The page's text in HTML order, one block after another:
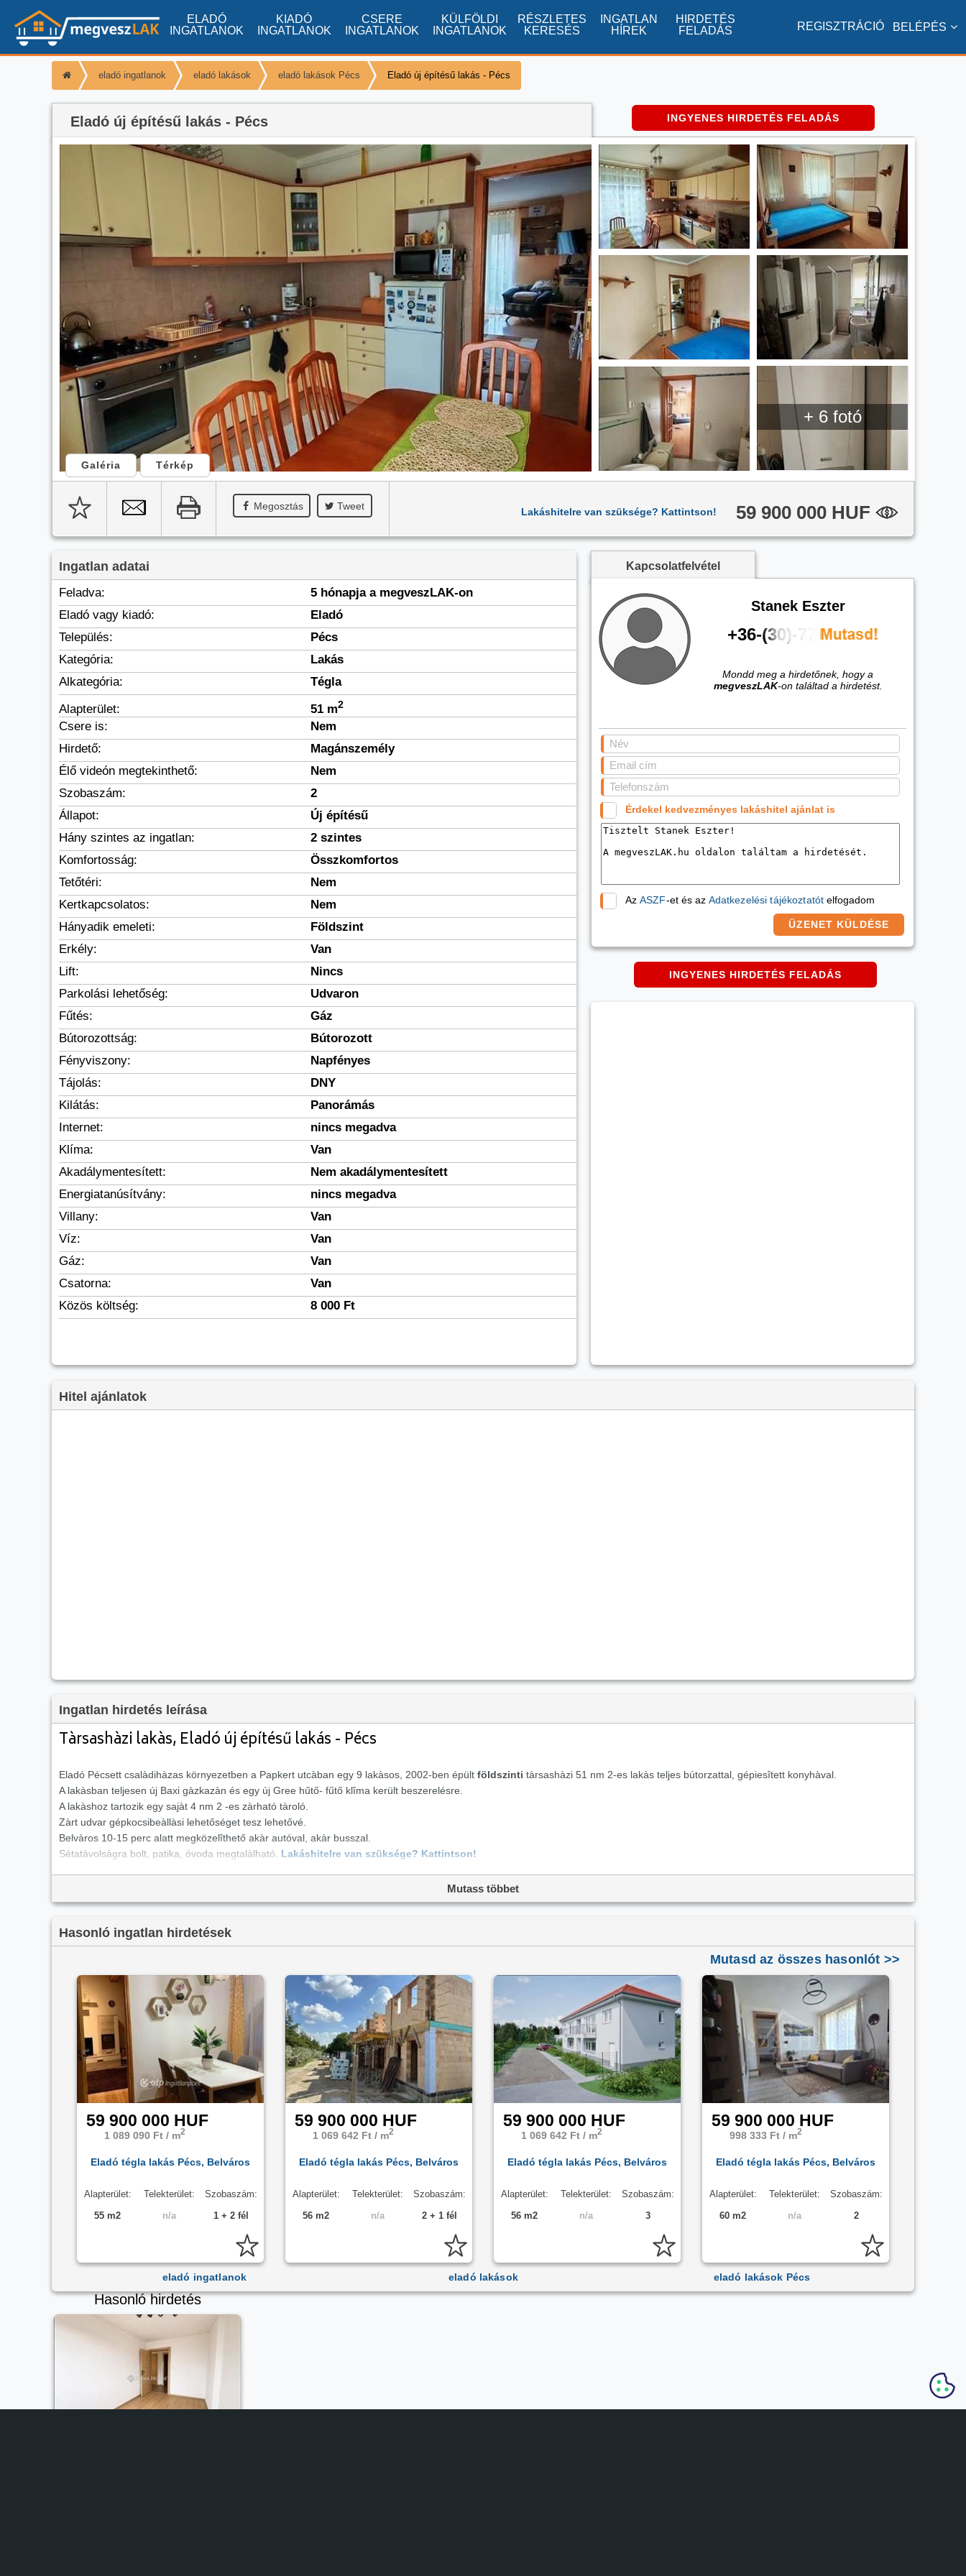
ELADÓ
INGATLANOK
KIADÓ
INGATLANOK
CSERE
INGATLANOK
KÜLFÖLDI
INGATLANOK
RÉSZLETES
KERESÉS
INGATLAN
HÍREK
HIRDETÉS
FELADÁS
BELÉPÉS
REGISZTRÁCIÓ
eladó ingatlanok eladó lakások eladó lakások Pécs Eladó új építésű lakás - Pécs
Eladó új építésű lakás - Pécs INGYENES HIRDETÉS FELADÁS
Galéria Térkép
+ 6 fotó
Megosztás Tweet Lakáshitelre van szüksége? Kattintson! 59 900 000 HUF
Ingatlan adatai
Feladva:
5 hónapja a megveszLAK-on
Eladó vagy kiadó:
Eladó
Település:
Pécs
Kategória:
Lakás
Alkategória:
Tégla
Alapterület:
51 m2
Csere is:
Nem
Hirdető:
Magánszemély
Élő videón megtekinthető:
Nem
Szobaszám:
2
Állapot:
Új építésű
Hány szintes az ingatlan:
2 szintes
Komfortosság:
Összkomfortos
Tetőtéri:
Nem
Kertkapcsolatos:
Nem
Hányadik emeleti:
Földszint
Erkély:
Van
Lift:
Nincs
Parkolási lehetőség:
Udvaron
Fűtés:
Gáz
Bútorozottság:
Bútorozott
Fényviszony:
Napfényes
Tájolás:
DNY
Kilátás:
Panorámás
Internet:
nincs megadva
Klíma:
Van
Akadálymentesített:
Nem akadálymentesített
Energiatanúsítvány:
nincs megadva
Villany:
Van
Víz:
Van
Gáz:
Van
Csatorna:
Van
Közös költség:
8 000 Ft
Kapcsolatfelvétel
Stanek Eszter
+36-(30)-779-7410
Mondd meg a hirdetőnek, hogy a
megveszLAK-on találtad a hirdetést.
Érdekel kedvezményes lakáshitel ajánlat is
Az ASZF-et és az Adatkezelési tájékoztatót elfogadom
ÜZENET KÜLDÉSE
INGYENES HIRDETÉS FELADÁS
Hitel ajánlatok
Ingatlan hirdetés leírása
Tàrsashàzi lakàs, Eladó új építésű lakás - Pécs
Eladó Pécsett csalàdihàzas környezetben a Papkert utcàban egy 9 lakàsos, 2002-ben épült földszinti tàrsashàzi 51 nm 2-es lakàs teljes bútorzattal, gépiesîtett konyhàval.
A lakàsban teljesen új Baxi gàzkazàn és egy új Gree hűtő- fűtő klîma került beszerelésre.
A lakàshoz tartozik egy sajàt 4 nm 2 -es zàrható tàroló.
Zàrt udvar gépkocsibeàllàsi lehetőséget tesz lehetővé.
Belvàros 10-15 perc alatt megközelîthető akàr autóval, akàr busszal.
Sétatàvolsàgra bolt, patika, óvoda megtalàlható. Lakáshitelre van szüksége? Kattintson!
Vedd fel a kapcsolatot a hirdetővel, és tudj meg többet erről az eladó tégla lakásról!
négyzetméter, ezért az átlagos négyzetméterára
összes hirdetése között.
Mutass többet
Hasonló ingatlan hirdetések
Mutasd az összes hasonlót >>
59 900 000 HUF
1 089 090 Ft / m2
Eladó tégla lakás Pécs, Belváros
Alapterület: Telekterület:
Szobaszám:
55 m2
n/a 1 + 2 fél
59 900 000 HUF
1 069 642 Ft / m2
Eladó tégla lakás Pécs, Belváros
Alapterület: Telekterület:
Szobaszám:
56 m2
n/a 2 + 1 fél
59 900 000 HUF
1 069 642 Ft / m2
Eladó tégla lakás Pécs, Belváros
Alapterület: Telekterület:
Szobaszám:
56 m2
n/a 3
59 900 000 HUF
998 333 Ft / m2
Eladó tégla lakás Pécs, Belváros
Alapterület: Telekterület:
Szobaszám:
60 m2
n/a 2
eladó ingatlanok eladó lakások eladó lakások Pécs
Hasonló hirdetés